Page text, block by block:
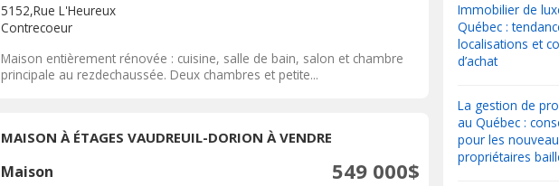
5152,Rue L'Heureux
Contrecoeur
Maison entièrement rénovée : cuisine, salle de bain, salon et chambre
principale au rezdechaussée. Deux chambres et petite...
MAISON À ÉTAGES VAUDREUIL-DORION À VENDRE
Maison 549 000$
Immobilier de
Québec :
localisations et
d’achat
La gestion de
au Québec :
pour les
propriétaires